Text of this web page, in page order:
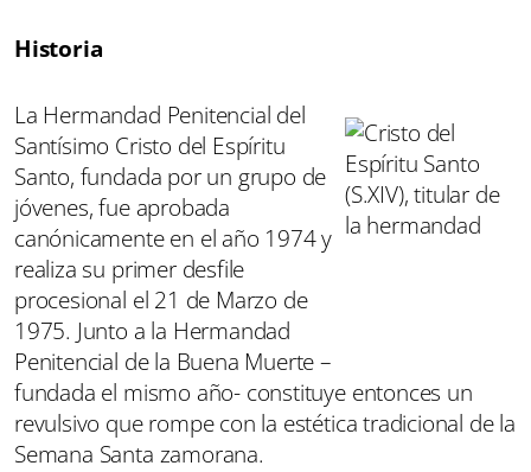
Historia
La Hermandad Penitencial del
Santísimo Cristo del Espíritu
Santo, fundada por un grupo de
jóvenes, fue aprobada
canónicamente en el año 1974 y
realiza su primer desfile
procesional el 21 de Marzo de
1975. Junto a la Hermandad
Penitencial de la Buena Muerte –
fundada el mismo año- constituye entonces un
revulsivo que rompe con la estética tradicional de la
Semana Santa zamorana.